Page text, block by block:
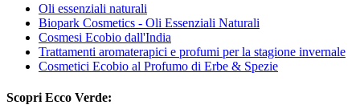
Oli essenziali naturali
Biopark Cosmetics - Oli Essenziali Naturali
Cosmesi Ecobio dall'India
Trattamenti aromaterapici e profumi per la stagione invernale
Cosmetici Ecobio al Profumo di Erbe & Spezie
Scopri Ecco Verde: